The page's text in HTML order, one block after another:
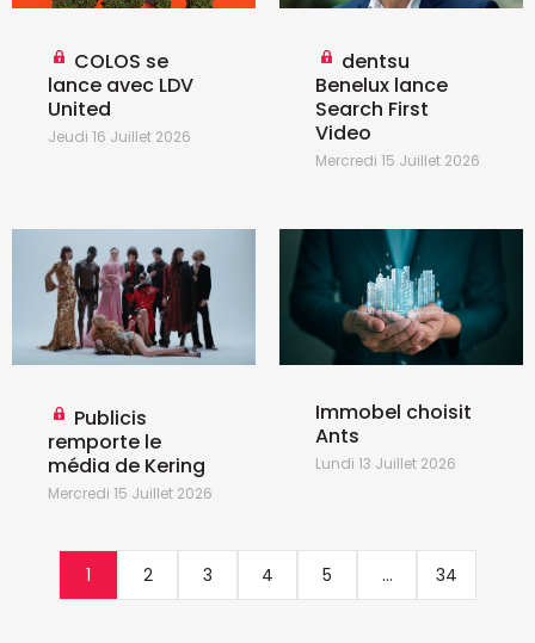
COLOS se
lance avec LDV
United
Jeudi 16 Juillet 2026
dentsu
Benelux lance
Search First
Video
Mercredi 15 Juillet 2026
Publicis
remporte le
média de Kering
Mercredi 15 Juillet 2026
Immobel choisit
Ants
Lundi 13 Juillet 2026
1 2 3 4 5 ... 34